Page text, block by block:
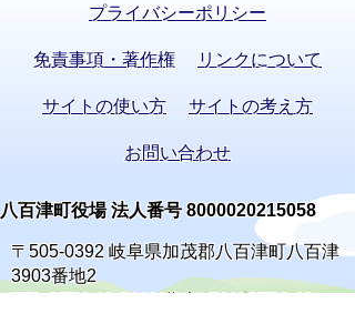
プライバシーポリシー
免責事項・著作権 リンクについて
サイトの使い方 サイトの考え方
お問い合わせ
八百津町役場 法人番号 8000020215058
〒505-0392 岐阜県加茂郡八百津町八百津
3903番地2